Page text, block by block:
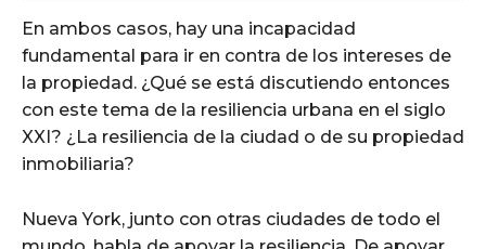
En ambos casos, hay una incapacidad
fundamental para ir en contra de los intereses de
la propiedad. ¿Qué se está discutiendo entonces
con este tema de la resiliencia urbana en el siglo
XXI? ¿La resiliencia de la ciudad o de su propiedad
inmobiliaria?
Nueva York, junto con otras ciudades de todo el